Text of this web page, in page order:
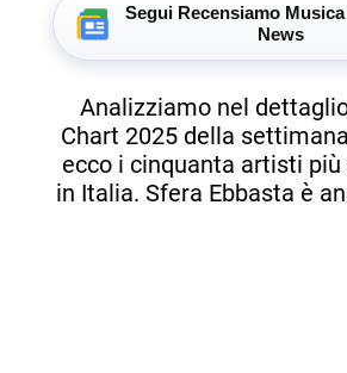
Segui Recensiamo
News
Analizziamo nel
Chart 2025 della
ecco i cinquanta artisti
in Italia. Sfera Ebbasta è